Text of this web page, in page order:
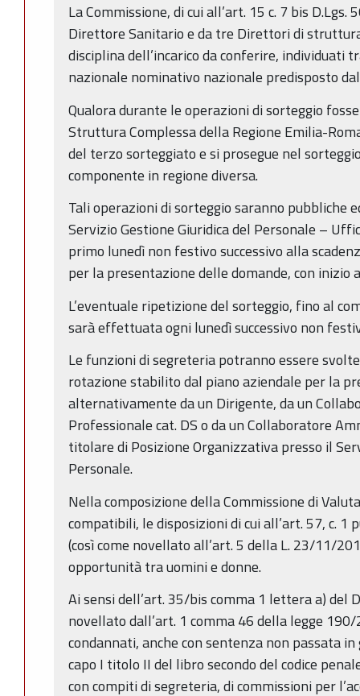
La Commissione, di cui all’art. 15 c. 7 bis
Direttore Sanitario e da tre Direttori di
disciplina dell’incarico da conferire, individuati
nazionale nominativo nazionale predisposto
Qualora durante le operazioni di sorteggio
Struttura Complessa della Regione Emilia-
del terzo sorteggiato e si prosegue nel
componente in regione diversa.
Tali operazioni di sorteggio saranno pubbliche
Servizio Gestione Giuridica del Personale –
primo lunedì non festivo successivo alla
per la presentazione delle domande, con inizio
L’eventuale ripetizione del sorteggio, fino al
sarà effettuata ogni lunedì successivo non
Le funzioni di segreteria potranno essere
rotazione stabilito dal piano aziendale per la
alternativamente da un Dirigente, da un
Professionale cat. DS o da un Collaboratore
titolare di Posizione Organizzativa presso il
Personale.
Nella composizione della Commissione di
compatibili, le disposizioni di cui all’art. 57, c. 1
(così come novellato all’art. 5 della L. 23/11/
opportunità tra uomini e donne.
Ai sensi dell’art. 35/bis comma 1 lettera a) del
novellato dall’art. 1 comma 46 della legge
condannati, anche con sentenza non passata
capo I titolo II del libro secondo del codice
con compiti di segreteria, di commissioni per